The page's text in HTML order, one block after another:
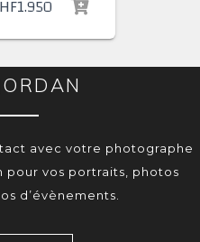
1.950
avec votre photographe
pour vos portraits, photos
d’évènements.